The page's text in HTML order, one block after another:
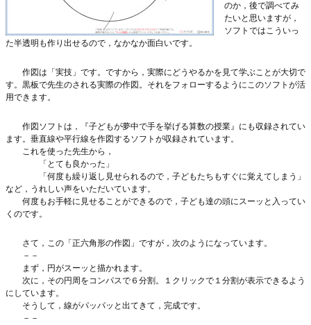
のか，後で調べてみ
たいと思いますが，
ソフトではこういっ
た半透明も作り出せるので，なかなか面白いです。
作図は「実技」です。ですから，実際にどうやるかを見て学ぶことが大切で
す。黒板で先生のされる実際の作図。それをフォローするようにこのソフトが活
用できます。
作図ソフトは，『子どもが夢中で手を挙げる算数の授業』にも収録されてい
ます。垂直線や平行線を作図するソフトが収録されています。
これを使った先生から，
「とても良かった」
「何度も繰り返し見せられるので，子どもたちもすぐに覚えてしまう」
など，うれしい声をいただいています。
何度もお手軽に見せることができるので，子ども達の頭にスーッと入ってい
くのです。
さて，この「正六角形の作図」ですが，次のようになっています。
－－
まず，円がスーッと描かれます。
次に，その円周をコンパスで６分割。１クリックで１分割が表示できるよう
にしています。
そうして，線がパッパッと出てきて，完成です。
－－